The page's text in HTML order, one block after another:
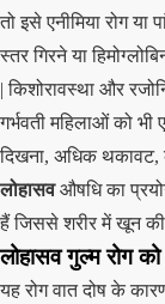
तो इसे एनीमिया रोग या
स्तर गिरने या
| किशोरावस्था और
गर्भवती महिलाओं को भी
दिखना, अधिक
लोहासवऔषधि का
हैं जिससे शरीर में खून
लोहासव गुल्म रोग
यह रोग वात दोष के